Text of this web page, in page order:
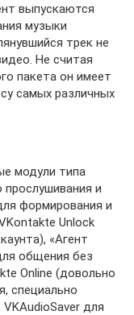
выпускаются
музыки
трек не
Не считая
пакета он имеет
самых различных
модули типа
прослушивания и
формирования и
Unlock
«Агент
общения без
Online (довольно
специально
для